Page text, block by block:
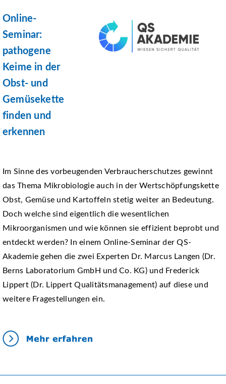
Online-
Seminar:
pathogene
Keime in der
Obst- und
Gemüsekette
finden und
erkennen
Im Sinne des vorbeugenden Verbraucherschutzes gewinnt
das Thema Mikrobiologie auch in der Wertschöpfungskette
Obst, Gemüse und Kartoffeln stetig weiter an Bedeutung.
Doch welche sind eigentlich die wesentlichen
Mikroorganismen und wie können sie effizient beprobt und
entdeckt werden? In einem Online-Seminar der QS-
Akademie gehen die zwei Experten Dr. Marcus Langen (Dr.
Berns Laboratorium GmbH und Co. KG) und Frederick
Lippert (Dr. Lippert Qualitätsmanagement) auf diese und
weitere Fragestellungen ein.